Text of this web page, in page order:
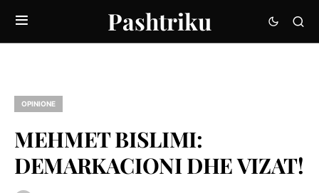
Pashtriku
OPINIONE
MEHMET BISLIMI:
DEMARKACIONI DHE VIZAT!